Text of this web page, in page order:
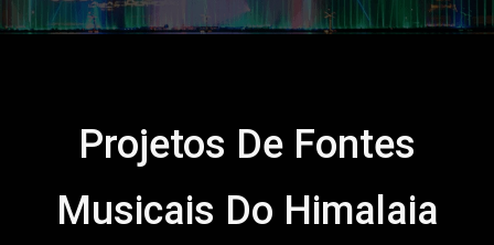
Projetos De Fontes
Musicais Do Himalaia